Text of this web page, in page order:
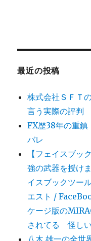
最近の投稿
株式会社ＳＦＴ
言う実際の評判
FX歴38年の重鎮
バレ
【フェイスブッ
強の武器を授け
イスブックツー
エスト /
ケージ版の
されてる 怪し